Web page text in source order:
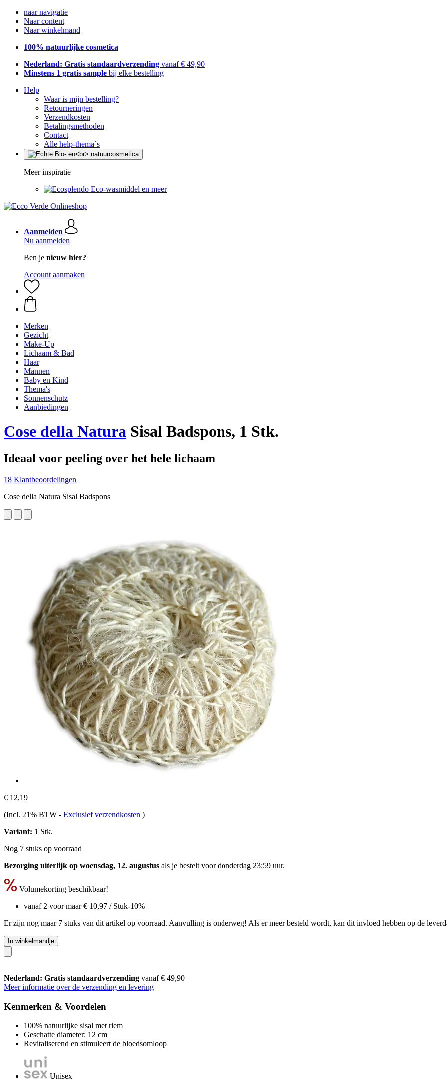
naar navigatie
Naar content
Naar winkelmand
100% natuurlijke cosmetica
Nederland: Gratis standaardverzending vanaf € 49,90
Minstens 1 gratis sample bij elke bestelling
Help
Waar is mijn bestelling?
Retourneringen
Verzendkosten
Betalingsmethoden
Contact
Alle help-thema`s
Meer inspiratie
Eco-wasmiddel en meer
Aanmelden
Nu aanmelden
Ben je nieuw hier?
Account aanmaken
Merken
Gezicht
Make-Up
Lichaam & Bad
Haar
Mannen
Baby en Kind
Thema's
Sonnenschutz
Aanbiedingen
Cose della Natura Sisal Badspons, 1 Stk.
Ideaal voor peeling over het hele lichaam
18 Klantbeoordelingen
Cose della Natura Sisal Badspons
€ 12,19
(Incl. 21% BTW - Exclusief verzendkosten )
Variant: 1 Stk.
Nog 7 stuks op voorraad
Bezorging uiterlijk op woensdag, 12. augustus als je bestelt voordonderdag 23:59 uur.
Volumekorting beschikbaar!
vanaf 2 voor maar€ 10,97 / Stuk-10%
Er zijn nog maar 7 stuks van dit artikel op voorraad. Aanvulling is onderweg! Als er meer besteld wordt, kan dit invloed hebben op de
In winkelmandje
Nederland: Gratis standaardverzending vanaf € 49,90
Meer informatie over de verzending en levering
Kenmerken & Voordelen
100% natuurlijke sisal met riem
Geschatte diameter: 12 cm
Revitaliserend en stimuleert de bloedsomloop
Unisex